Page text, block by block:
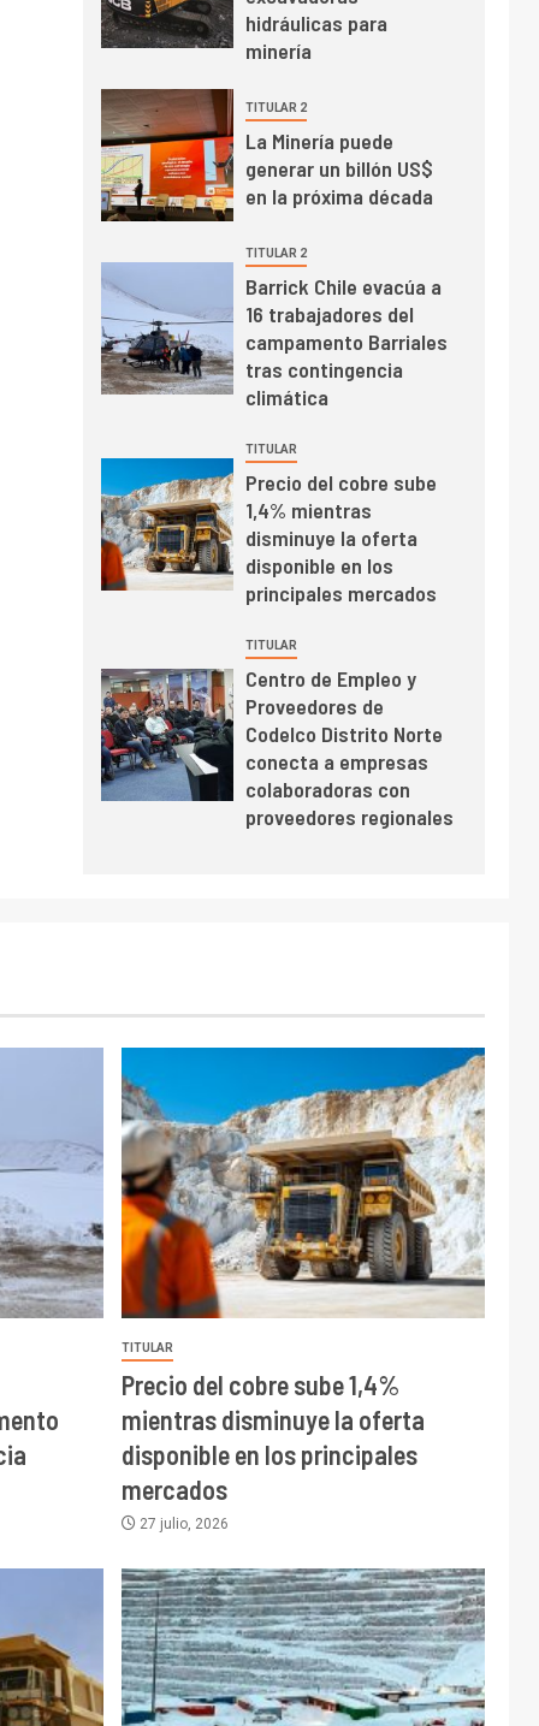
mayo de 2026 cae
10,6%
3
PIB minero impacta el
crecimiento regional:
Banco Central reporta
resultados dispares en
Informe bimensual de
Cochilco: precio del
cobre alcanza
máximos por escasez
de concentrados
5 I+D
Estudio revela cómo el
precio del cobre y
educación superior se
relacionan en zonas
mineras
6
BHP proyecta
producción de cobre
de toneladas tras
récord en Escondida
7 I+D
Codelco reporta Ebitda
de US$ 6.670 millones
y mejora sus
indicadores financieros
hidráulicas para
minería
TITULAR 2
La Minería puede
generar un billón US$
en la próxima década
TITULAR 2
Barrick Chile evacúa a
16 trabajadores del
campamento Barriales
tras contingencia
climática
TITULAR
Precio del cobre sube
1,4% mientras
disminuye la oferta
disponible en los
principales mercados
TITULAR
Centro de Empleo y
Proveedores de
Codelco Distrito Norte
conecta a empresas
colaboradoras con
proveedores regionales
TITULAR
Precio del cobre sube 1,4%
mientras disminuye la oferta
disponible en los principales
mercados
27 julio, 2026